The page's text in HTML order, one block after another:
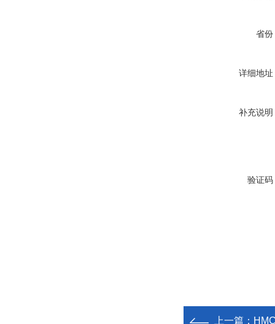
省份
详细地址
补充说明
验证码
上一篇：